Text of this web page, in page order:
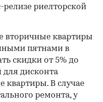
релизе риелторской
вторичные квартиры
пятнами в
скидки от 5% до
дисконта
квартиры. В случае
ремонта, у